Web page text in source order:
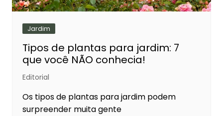
Jardim
Tipos de plantas para jardim: 7
que você NÃO conhecia!
Editorial
Os tipos de plantas para jardim podem
surpreender muita gente